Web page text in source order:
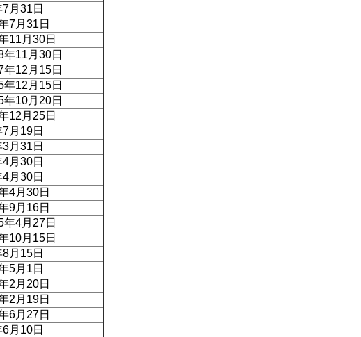
月31日
7月31日
11月30日
11月30日
12月15日
12月15日
10月20日
12月25日
月19日
月31日
月30日
月30日
4月30日
9月16日
4月27日
10月15日
月15日
5月1日
2月20日
2月19日
6月27日
月10日